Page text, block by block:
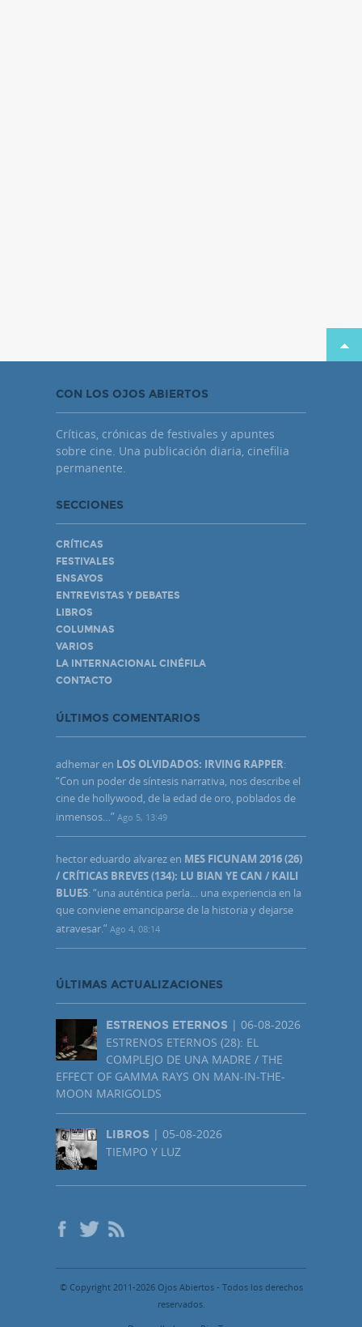
CON LOS OJOS ABIERTOS
Críticas, crónicas de festivales y apuntes
sobre cine. Una publicación diaria, cinefilia
permanente.
SECCIONES
CRÍTICAS
FESTIVALES
ENSAYOS
ENTREVISTAS Y DEBATES
LIBROS
COLUMNAS
VARIOS
LA INTERNACIONAL CINÉFILA
CONTACTO
ÚLTIMOS COMENTARIOS
adhemar en LOS OLVIDADOS: IRVING RAPPER:
“Con un poder de síntesis narrativa, nos describe el
cine de hollywood, de la edad de oro, poblados de
inmensos…” Ago 5, 13:49
hector eduardo alvarez en MES FICUNAM 2016 (26)
/ CRÍTICAS BREVES (134): LU BIAN YE CAN / KAILI
BLUES: “una auténtica perla… una experiencia en la
que conviene emanciparse de la historia y dejarse
atravesar.” Ago 4, 08:14
ÚLTIMAS ACTUALIZACIONES
ESTRENOS ETERNOS | 06-08-2026
ESTRENOS ETERNOS (28): EL
COMPLEJO DE UNA MADRE / THE
EFFECT OF GAMMA RAYS ON MAN-IN-THE-
MOON MARIGOLDS
LIBROS | 05-08-2026
TIEMPO Y LUZ
© Copyright 2011-2026 Ojos Abiertos - Todos los derechos
reservados.